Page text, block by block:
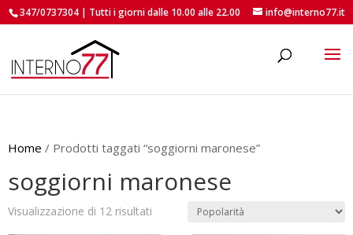
347/0737304 | Tutti i giorni dalle 10.00 alle 22.00 info@interno77.it
Home / Prodotti taggati “soggiorni maronese”
soggiorni maronese
Visualizzazione di 12 risultati Popolarità